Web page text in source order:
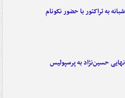
به تراکتور با حضور نکونام
حسین‌نژاد به پرسپولیس